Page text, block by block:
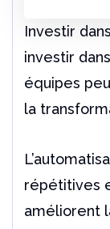
Investir
investir
équipes
la
répétitives
améliorent